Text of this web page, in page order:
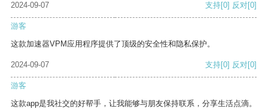
2024-09-07 支持[0] 反对[0]
游客
这款加速器VPM应用程序提供了顶级的安全性和隐私保护。
2024-09-07 支持[0] 反对[0]
游客
这款app是我社交的好帮手，让我能够与朋友保持联系，分享生活点滴。